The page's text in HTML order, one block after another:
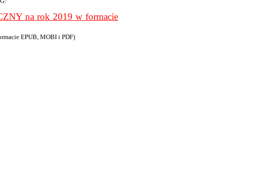
na rok 2019 w formacie
EPUB, MOBI i PDF)